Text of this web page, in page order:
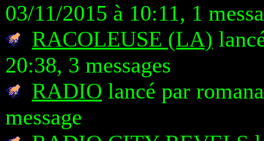
03/11/2015 à 10:11, 1
RACOLEUSE (LA)
20:38, 3 messages
RADIO lancé par
message